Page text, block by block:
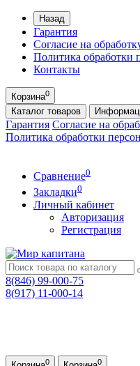
Назад
Гарантия
Согласие на
Политика обработки
Контакты
Корзина0
Каталог товаров
Гарантия Согласие на
Политика обработки
Сравнение0
Закладки0
Личный кабинет
Авторизация
Регистрация
8(846) 99-000-75
8(917) 11-000-14
0 0